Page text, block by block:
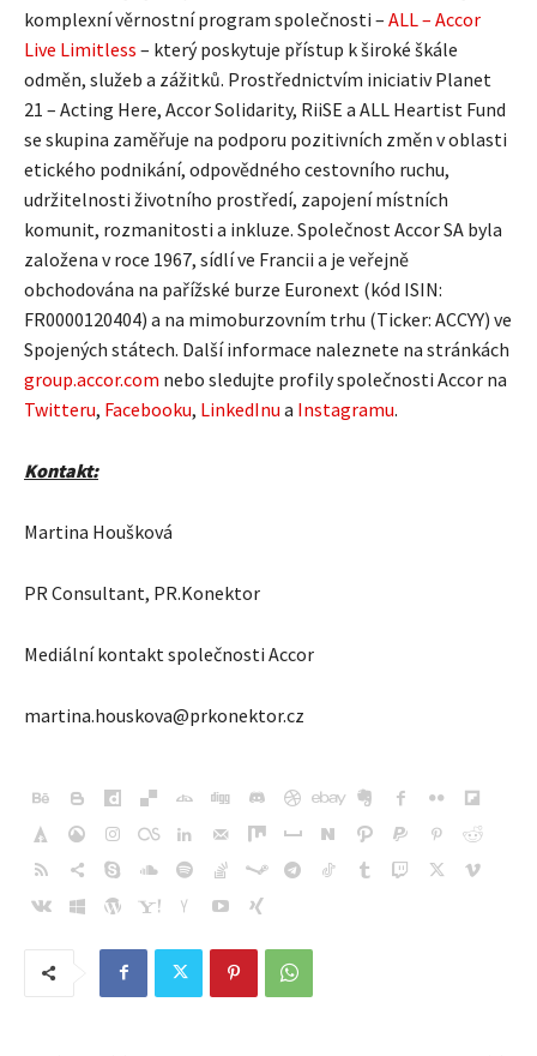
komplexní věrnostní program společnosti – ALL – Accor
Live Limitless – který poskytuje přístup k široké škále
odměn, služeb a zážitků. Prostřednictvím iniciativ Planet
21 – Acting Here, Accor Solidarity, RiiSE a ALL Heartist Fund
se skupina zaměřuje na podporu pozitivních změn v oblasti
etického podnikání, odpovědného cestovního ruchu,
udržitelnosti životního prostředí, zapojení místních
komunit, rozmanitosti a inkluze. Společnost Accor SA byla
založena v roce 1967, sídlí ve Francii a je veřejně
obchodována na pařížské burze Euronext (kód ISIN:
FR0000120404) a na mimoburzovním trhu (Ticker: ACCYY) ve
Spojených státech. Další informace naleznete na stránkách
group.accor.com nebo sledujte profily společnosti Accor na
Twitteru, Facebooku, LinkedInu a Instagramu.
Kontakt:
Martina Houšková
PR Consultant, PR.Konektor
Mediální kontakt společnosti Accor
martina.houskova@prkonektor.cz